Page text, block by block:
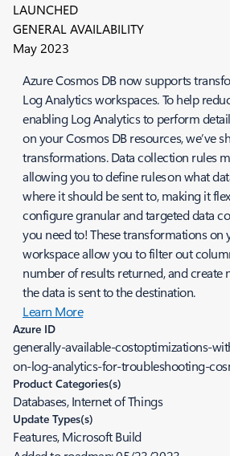
LAUNCHED
GENERAL AVAILABILITY
May 2023
Azure Cosmos DB now supports
Log Analytics workspaces. To help
enabling Log Analytics to perform
on your Cosmos DB resources, we’ve
transformations. Data collection rules
allowing you to define rules on what
where it should be sent to, making it
configure granular and targeted data
you need to! These transformations on
workspace allow you to filter out
number of results returned, and create
the data is sent to the destination.
Learn More
Azure ID
generally-available-costoptimizations-
on-log-analytics-for-troubleshooting-
Product Categories(s)
Databases, Internet of Things
Update Types(s)
Features, Microsoft Build